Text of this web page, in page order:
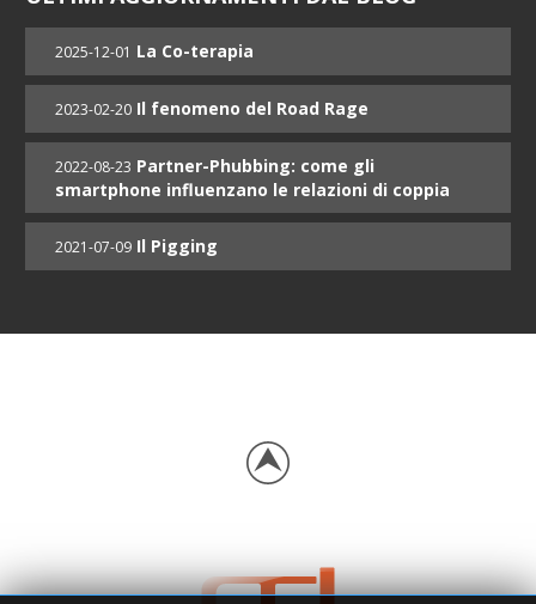
2025-12-01 La Co-terapia
2023-02-20 Il fenomeno del Road Rage
2022-08-23 Partner-Phubbing: come gli
smartphone influenzano le relazioni di coppia
2021-07-09 Il Pigging